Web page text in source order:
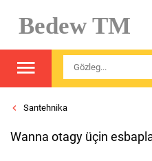
Bedew TM
Santehnika
Wanna otagy üçin